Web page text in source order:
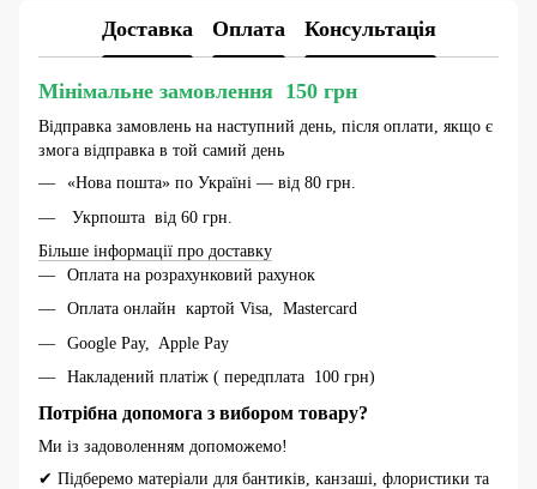
Доставка Оплата Консультація
Мінімальне замовлення 150 грн
Відправка замовлень на наступний день, після оплати, якщо є
змога відправка в той самий день
«Нова пошта» по Україні — від 80 грн.
Укрпошта від 60 грн.
Більше інформації про доставку
Оплата на розрахунковий рахунок
Оплата онлайн картой Visa, Mastercard
Google Pay, Apple Pay
Накладений платіж ( передплата 100 грн)
Потрібна допомога з вибором товару?
Ми із задоволенням допоможемо!
✔ Підберемо матеріали для бантиків, канзаші, флористики та